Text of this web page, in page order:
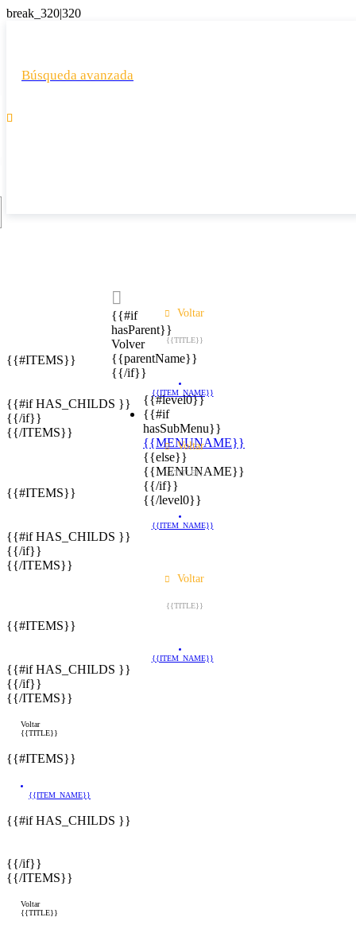
Búsqueda avanzada

{{#if
hasParent}}
Volver
{{parentName}}
{{/if}}
{{#level0}}
{{#if
hasSubMenu}}
{{MENUNAME}}
{{else}}
{{MENUNAME}}
{{/if}}
{{/level0}}
Voltar
{{TITLE}}
{{#ITEMS}}
{{ITEM_NAME}}
{{#if HAS_CHILDS }}
{{/if}}
{{/ITEMS}}
Voltar
{{TITLE}}
{{#ITEMS}}
{{ITEM_NAME}}
{{#if HAS_CHILDS }}
{{/if}}
{{/ITEMS}}
Voltar
{{TITLE}}
{{#ITEMS}}
{{ITEM_NAME}}
{{#if HAS_CHILDS }}
{{/if}}
{{/ITEMS}}
Voltar
{{TITLE}}
{{#ITEMS}}
{{ITEM_NAME}}
{{#if HAS_CHILDS }}
{{/if}}
{{/ITEMS}}
Voltar
{{TITLE}}